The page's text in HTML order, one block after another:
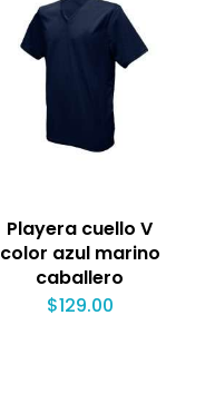
Playera cuello V
color azul marino
caballero
$129.00